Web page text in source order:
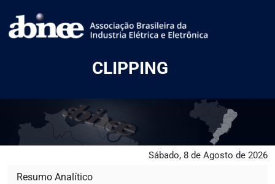
CLIPPING
Sábado, 8 de Agosto de 2026
Resumo Analítico